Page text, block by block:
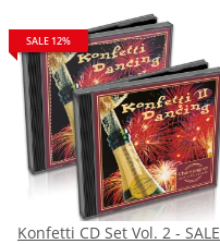
SALE 12%
Konfetti CD Set Vol. 2 - SALE